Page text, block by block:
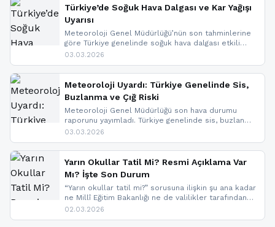
nedeniyle görüş mesafesinde azalma
yaşanabileceği belirtiliyor.
Türkiye’de Soğuk Hava Dalgası ve Kar Yağışı
Uyarısı
Meteoroloji Genel Müdürlüğü’nün son tahminlerine
göre Türkiye genelinde soğuk hava dalgası etkili
oluyor. Birçok il için kar yağışı ve buzlanma uyarısı
03.03.2026
Meteoroloji Uyardı: Türkiye Genelinde Sis,
Buzlanma ve Çığ Riski
Meteoroloji Genel Müdürlüğü son hava durumu
raporunu yayımladı. Türkiye genelinde sis, buzlanma
ve don beklenirken Doğu Anadolu ve Doğu
yapıldı. İşte son dakika meteoroloji gelişmeleri.
03.03.2026
Yarın Okullar Tatil Mi? Resmi Açıklama Var
Mı? İşte Son Durum
“Yarın okullar tatil mi?” sorusuna ilişkin şu ana kadar
ne Millî Eğitim Bakanlığı ne de valilikler tarafından
yapılmış resmi bir tatil açıklaması bulunmamaktadır.
02.03.2026